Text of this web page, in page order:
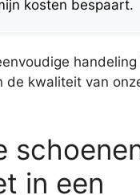
kosten bespaart.
de kwaliteit van
in een